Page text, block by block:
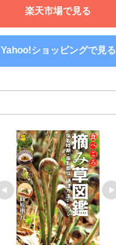
楽天市場で見る
Yahoo!ショッピングで見る